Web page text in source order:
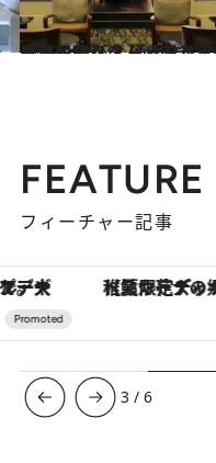
2019.1.3
ハワイのスタバ＆ドラッグストアへ！ 通がすすめる買い物リスト【まとめ】
旅＆お出かけ
FEATURE
フィーチャー記事
【夏限定ディナーコース】旬を迎える稚鮎や花ズッキーニな
3 /6